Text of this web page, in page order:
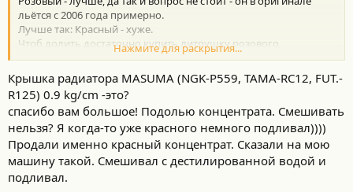
льётся с 2006 года примерно.
Лучше так: Красный - хуже.
Чтоб долить достаточно купить литрушку розового,
концентрата или разбавленного, и не париться этим вопросом.
08889-80070 Super Long life coolant Pink (Prepared -35C) - 2л.
08889-01108 Super Long life coolant Pink (Prepared -35C) - 0,3 л.
08889-80140 Super Long life coolant Pink (Концентрат) - 1л.
И если концентрат - то прям его и залить, не разбавляя.
Нажмите для раскрытия...
Крышка радиатора MASUMA (NGK-P559, TAMA-RC12, FUT.-
R125) 0.9 kg/cm -это?
спасибо вам большое! Подолью концентрата. Смешивать
нельзя? Я когда-то уже красного немного подливал))))
Продали именно красный концентрат. Сказали на мою
машину такой. Смешивал с дестилированной водой и
подливал.